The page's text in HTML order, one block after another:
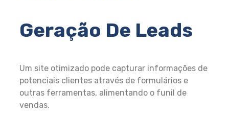
Geração De Leads
Um site otimizado pode capturar informações de
potenciais clientes através de formulários e
outras ferramentas, alimentando o funil de
vendas.